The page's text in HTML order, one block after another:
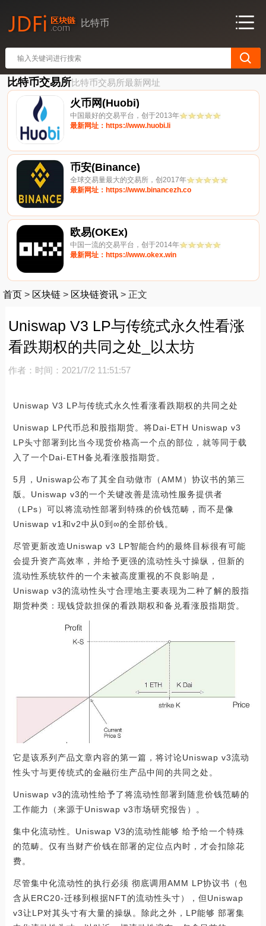
比特币
比特币交易所比特币交易所最新网址
火币网(Huobi)
中国最好的交易平台，创于2013年
最新网址：https://www.huobi.li
币安(Binance)
全球交易量最大的交易所，创2017年
最新网址：https://www.binancezh.co
欧易(OKEx)
中国一流的交易平台，创于2014年
最新网址：https://www.okex.win
首页 > 区块链 > 区块链资讯 > 正文
Uniswap V3 LP与传统式永久性看涨
看跌期权的共同之处_以太坊
作者： 时间：2021/7/2 11:51:57
Uniswap V3 LP与传统式永久性看涨看跌期权的共同之处
Uniswap LP代币总和股指期货。将Dai-ETH Uniswap v3
LP头寸部署到比当今现货价格高一个点的部位，就等同于载
入了一个Dai-ETH备兑看涨股指期货。
5月，Uniswap公布了其全自动做市（AMM）协议书的第三
版。Uniswap v3的一个关键改善是流动性服务提供者
（LPs）可以将流动性部署到特殊的价钱范畴，而不是像
Uniswap v1和v2中从0到∞的全部价钱。
尽管更新改造Uniswap v3 LP智能合约的最终目标很有可能
会提升资产高效率，并给予更强的流动性头寸操纵，但新的
流动性系统软件的一个未被高度重视的不良影响是，
Uniswap v3的流动性头寸合理地主要表现为二种了解的股指
期货种类：现钱贷款担保的看跌期权和备兑看涨股指期货。
它是该系列产品文章内容的第一篇，将讨论Uniswap v3流动
性头寸与更传统式的金融衍生产品中间的共同之处。
Uniswap v3的流动性给予了将流动性部署到随意价钱范畴的
工作能力（来源于Uniswap v3市场研究报告）。
集中化流动性。Uniswap V3的流动性能够 给予给一个特殊
的范畴。仅有当财产价钱在部署的定位点内时，才会扣除花
费。
尽管集中化流动性的执行必须 彻底调用AMM LP协议书（包
含从ERC20-迁移到根据NFT的流动性头寸），但Uniswap
v3让LP对其头寸有大量的操纵。除此之外，LP能够 部署集